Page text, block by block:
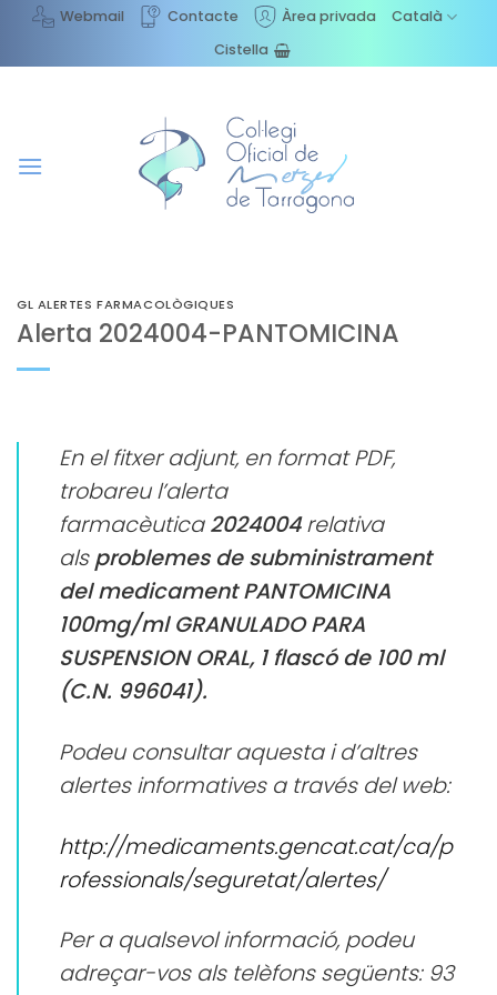
content
Webmail Contacte Àrea privada
Català
Cistella
GL ALERTES FARMACOLÒGIQUES
Alerta 2024004-PANTOMICINA
En el fitxer adjunt, en format PDF,
trobareu l’alerta
farmacèutica2024004relativa
alsproblemes de subministrament
del medicament PANTOMICINA
100mg/ml GRANULADO PARA
SUSPENSION ORAL, 1 flascó de 100 ml
(C.N. 996041).
Podeu consultar aquesta i d’altres
alertes informatives a través del web:
http://medicaments.gencat.cat/ca/p
rofessionals/seguretat/alertes/
Per a qualsevol informació, podeu
adreçar-vos als telèfons següents: 93